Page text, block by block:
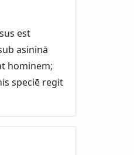
est
asininā
hominem;
speciē regit